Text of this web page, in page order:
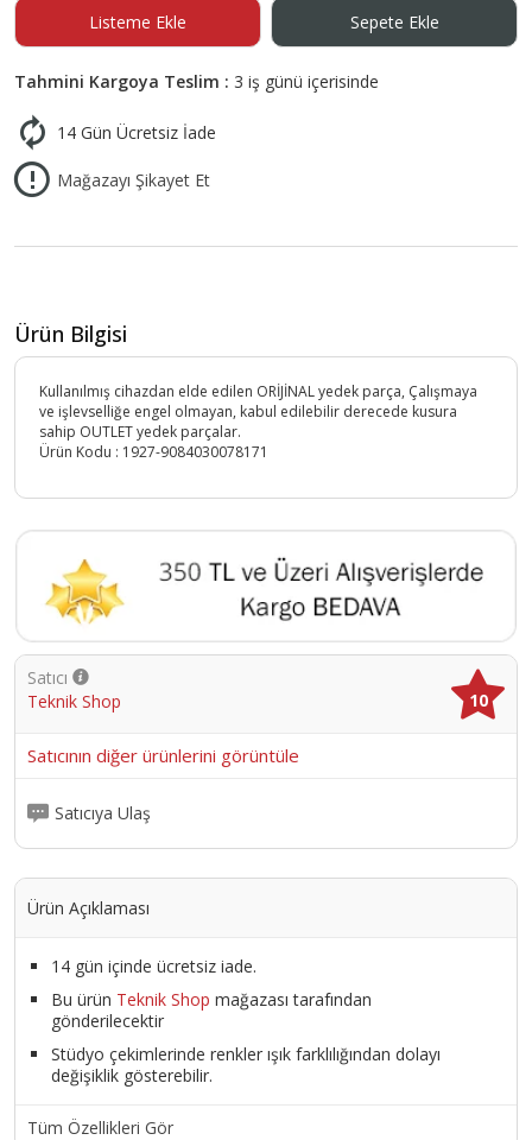
Listeme Ekle Sepete Ekle
Tahmini Kargoya Teslim : 3 iş günü içerisinde
14 Gün Ücretsiz İade
Mağazayı Şikayet Et
Ürün Bilgisi
Kullanılmış cihazdan elde edilen ORİJİNAL yedek parça, Çalışmaya
ve işlevselliğe engel olmayan, kabul edilebilir derecede kusura
sahip OUTLET yedek parçalar.
Ürün Kodu : 1927-9084030078171
Satıcı
Teknik Shop
10
Satıcının diğer ürünlerini görüntüle
Satıcıya Ulaş
Ürün Açıklaması
14 gün içinde ücretsiz iade.
Bu ürün Teknik Shop mağazası tarafından
gönderilecektir
Stüdyo çekimlerinde renkler ışık farklılığından dolayı
değişiklik gösterebilir.
Tüm Özellikleri Gör